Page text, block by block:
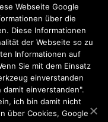
Webseite Google
über die
Diese Informationen
der Webseite so zu
Informationen auf
Sie mit dem Einsatz
einverstanden
damit einverstanden".
ich bin damit nicht
über Cookies, Google